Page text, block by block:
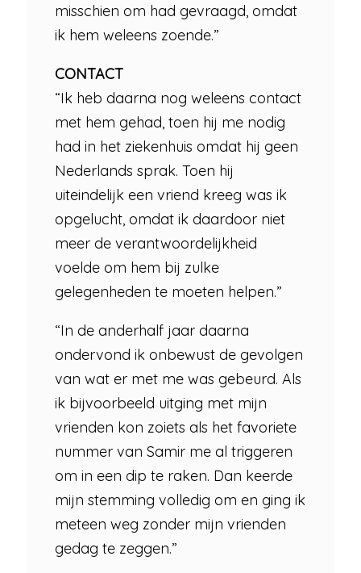
misschien om had gevraagd, omdat
ik hem weleens zoende.”
CONTACT
“Ik heb daarna nog weleens contact
met hem gehad, toen hij me nodig
had in het ziekenhuis omdat hij geen
Nederlands sprak. Toen hij
uiteindelijk een vriend kreeg was ik
opgelucht, omdat ik daardoor niet
meer de verantwoordelijkheid
voelde om hem bij zulke
gelegenheden te moeten helpen.”
“In de anderhalf jaar daarna
ondervond ik onbewust de gevolgen
van wat er met me was gebeurd. Als
ik bijvoorbeeld uitging met mijn
vrienden kon zoiets als het favoriete
nummer van Samir me al triggeren
om in een dip te raken. Dan keerde
mijn stemming volledig om en ging ik
meteen weg zonder mijn vrienden
gedag te zeggen.”